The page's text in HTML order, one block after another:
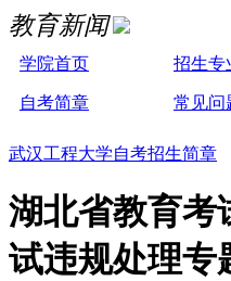
教育新闻
学院首页 招生专
自考简章 常见问
武汉工程大学自考招生简章
湖北省教育考
试违规处理专